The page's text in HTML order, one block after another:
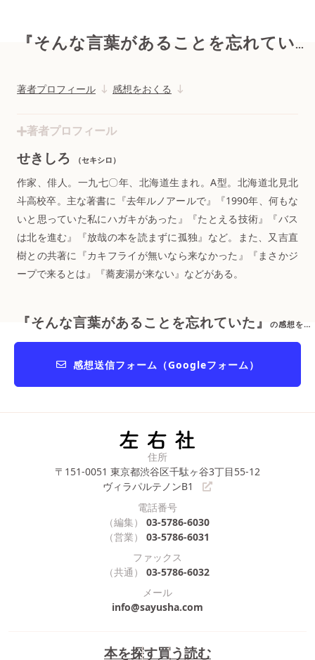
『そんな言葉があることを忘れていた』
著者プロフィール 感想をおくる
著者プロフィール
せきしろ （セキシロ）
作家、俳人。一九七〇年、北海道生まれ。A型。北海道北見北
斗高校卒。主な著書に『去年ルノアールで』『1990年、何もな
いと思っていた私にハガキがあった』『たとえる技術』『バス
は北を進む』『放哉の本を読まずに孤独』など。また、又吉直
樹との共著に『カキフライが無いなら来なかった』『まさかジ
ープで来るとは』『蕎麦湯が来ない』などがある。
『そんな言葉があることを忘れていた』 の感想をおくる
感想送信フォーム（Googleフォーム）
本を探す買う読む
住所
〒151-0051 東京都渋谷区千駄ヶ谷3丁目55-12
ヴィラパルテノンB1
電話番号
（編集）
03-5786-6030
（営業）
03-5786-6031
ファックス
（共通）
03-5786-6032
メール
info@sayusha.com